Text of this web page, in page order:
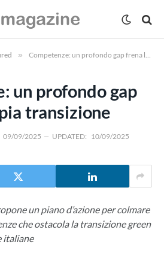
» Competenze: un profondo gap frena la doppia transizione
un profondo gap
transizione
09/09/2025 UPDATED: 10/09/2025
un piano d’azione per colmare
che ostacola la transizione green
italiane